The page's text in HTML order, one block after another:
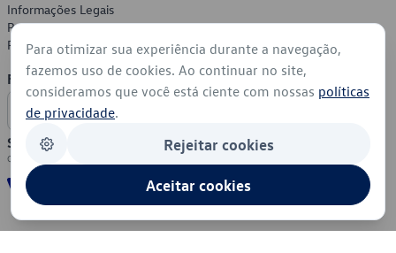
Informações Legais
Política de Privacidade
Política de Cookies
Formas de Pagamento
Segurança
Para otimizar sua experiência durante a navegação,
fazemos uso de cookies. Ao continuar no site,
consideramos que você está ciente com nossas políticas
de privacidade.
Rejeitar cookies
Aceitar cookies